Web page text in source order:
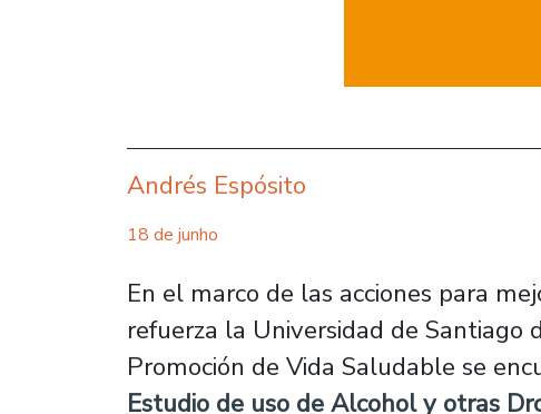
Andrés Espósito
18 de junho
En el marco de las acciones para
refuerza la Universidad de
Promoción de Vida Saludable se
Estudio de uso de Alcohol y otras